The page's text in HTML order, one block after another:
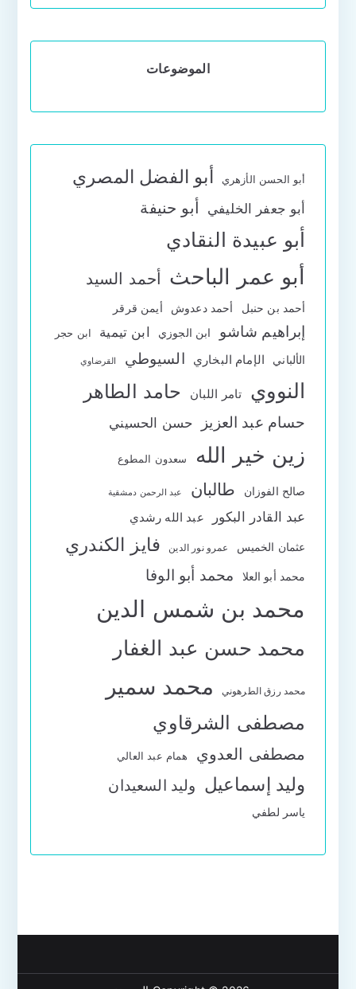
الموضوعات
أبو الحسن الأزهري أبو الفضل المصري
أبو جعفر الخليفي أبو حنيفة
أبو عبيدة النقادي
أبو عمر الباحث أحمد السيد
أحمد بن حنبل أحمد دعدوش أيمن قرقر
إبراهيم شاشو ابن الجوزي ابن تيمية ابن حجر
الألباني الإمام البخاري السيوطي القرضاوي
النووي تامر اللبان حامد الطاهر
حسام عبد العزيز حسن الحسيني
زين خير الله سعدون المطوع
صالح الفوزان طالبان عبد الرحمن دمشقية
عبد القادر البكور عبد الله رشدي
عثمان الخميس عمرو نور الدين فايز الكندري
محمد أبو العلا محمد أبو الوفا
محمد بن شمس الدين
محمد حسن عبد الغفار
محمد رزق الطرهوني محمد سمير
مصطفى الشرقاوي
مصطفى العدوي همام عبد العالي
وليد إسماعيل وليد السعيدان
ياسر لطفي